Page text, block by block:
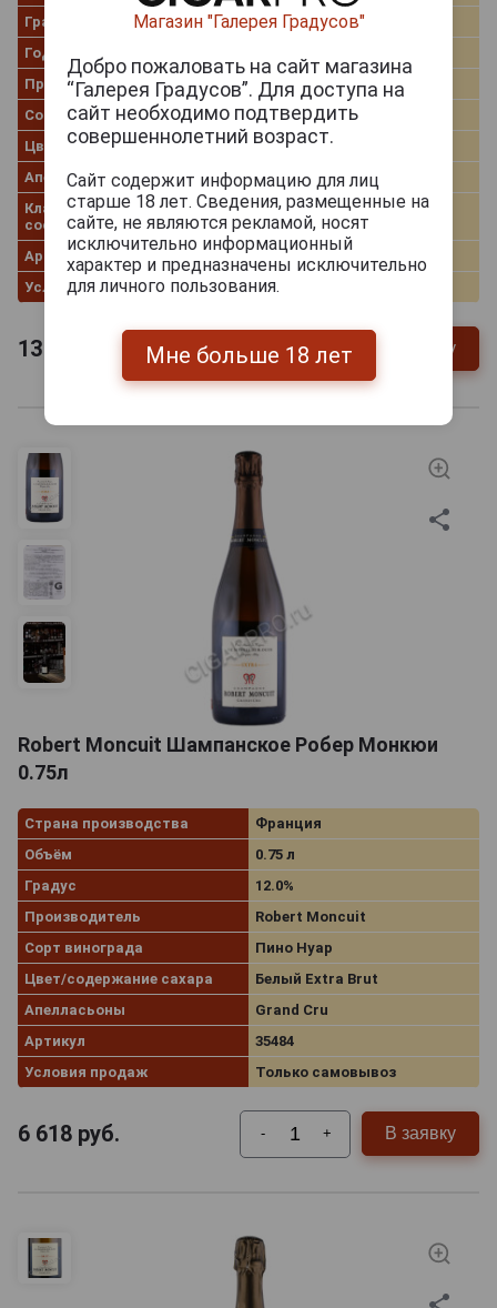
Градус
12.5%
Год производства
Производитель
Robert Moncuit
Сорт винограда
Шардоне
Цвет/содержание сахара
Белый Extra Brut
Апелласьоны
Grand Cru
Классификация сортового
состава
Blanc de Blancs
Артикул
48959
Условия продаж
Только самовывоз
13 085 - + В заявку
Robert Moncuit Шампанское Робер Монкюи
0.75л
Страна производства
Франция
Объём
0.75 л
Градус
12.0%
Производитель
Robert Moncuit
Сорт винограда
Пино Нуар
Цвет/содержание сахара
Белый Extra Brut
Апелласьоны
Grand Cru
Артикул
35484
Условия продаж
Только самовывоз
6 618 руб. - + В заявку
Магазин "Галерея Градусов"
Добро пожаловать на сайт магазина
“Галерея Градусов”. Для доступа на
сайт необходимо подтвердить
совершеннолетний возраст.
Сайт содержит информацию для лиц
старше 18 лет. Сведения, размещенные на
сайте, не являются рекламой, носят
исключительно информационный
характер и предназначены исключительно
для личного пользования.
Мне больше 18 лет